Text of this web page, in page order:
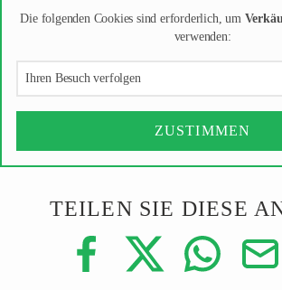
Die folgenden Cookies sind erforderlich, um
verwenden:
Ihren Besuch verfolgen
ZUSTIMMEN
TEILEN SIE DIESE